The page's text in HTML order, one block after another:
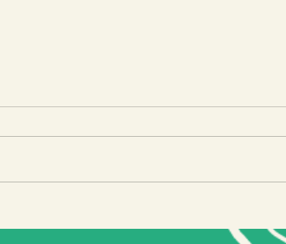
Agricultura Urbana e